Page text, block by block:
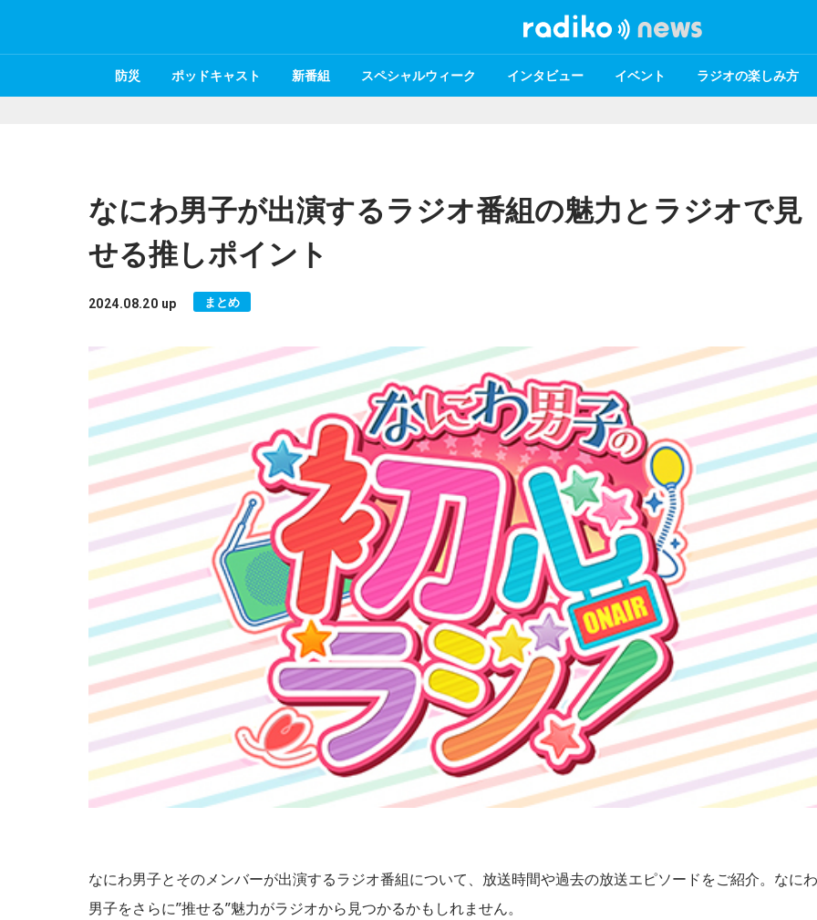
防災 ポッドキャスト 新番組 スペシャルウィーク インタビュー イベント ラジオの楽しみ方
なにわ男子が出演するラジオ番組の魅力とラジオで見
せる推しポイント
2024.08.20 up まとめ
なにわ男子とそのメンバーが出演するラジオ番組について、放送時間や過去の放送エピソードをご紹介。なにわ
男子をさらに”推せる”魅力がラジオから見つかるかもしれません。